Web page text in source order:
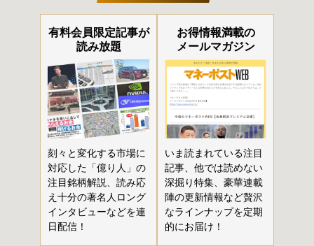
有料会員限定記事が
読み放題
刻々と変化する市場に
対応した「億り人」の
注目銘柄解説、読み応
え十分の著名人ロング
インタビューなどを連
日配信！
お得情報満載の
メールマガジン
いま読まれている注目
記事、他では読めない
深掘り特集、豪華連載
陣の更新情報など贅沢
なラインナップを定期
的にお届け！